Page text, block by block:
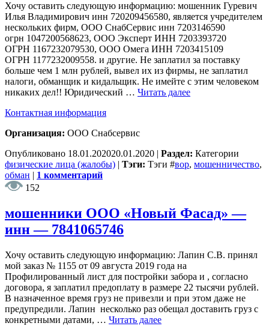
Хочу оставить следующую информацию: мошенник Гуревич
Илья Владимирович инн 720209456580, является учредителем
нескольких фирм, ООО СнабСервис инн 7203146590
огрн 1047200568623, ООО Эксперт ИНН 7203393720
ОГРН 1167232079530, ООО Омега ИНН 7203415109
ОГРН 1177232009558. и другие. Не заплатил за поставку
больше чем 1 млн рублей, вывел их из фирмы, не заплатил
налоги, обманщик и кидальщик. Не имейте с этим человеком
никаких дел!! Юридический … Читать далее
Контактная информация
Организация: ООО Снабсервис
Опубликовано 18.01.202020.01.2020 | Раздел: Категории
физические лица (жалобы) | Тэги: Тэги #вор, мошенничество,
обман | 1 комментарий
152
мошенники ООО «Новый Фасад» —
инн — 7841065746
Хочу оставить следующую информацию: Лапин С.В. принял
мой заказ № 1155 от 09 августа 2019 года на
Профилированный лист для постройки забора и , согласно
договора, я заплатил предоплату в размере 22 тысячи рублей.
В назначенное время груз не привезли и при этом даже не
предупредили. Лапин несколько раз обещал доставить груз с
конкретными датами, … Читать далее